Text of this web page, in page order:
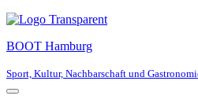
BOOT Hamburg
Sport, Kultur, Nachbarschaft und
Navigationsmenü